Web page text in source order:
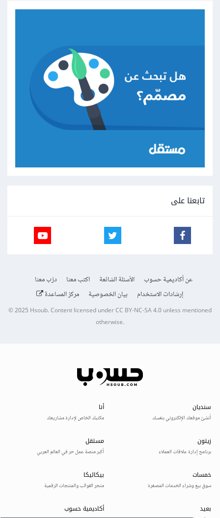
تابعنا على
عن أكاديمية حسوب الأسئلة الشائعة اكتب معنا
درّب معنا
إرشادات الاستخدام
بيان الخصوصية مركز المساعدة
© 2025Hsoub.Content licensed underCC BY-NC-SA 4.0unless mentioned
otherwise.